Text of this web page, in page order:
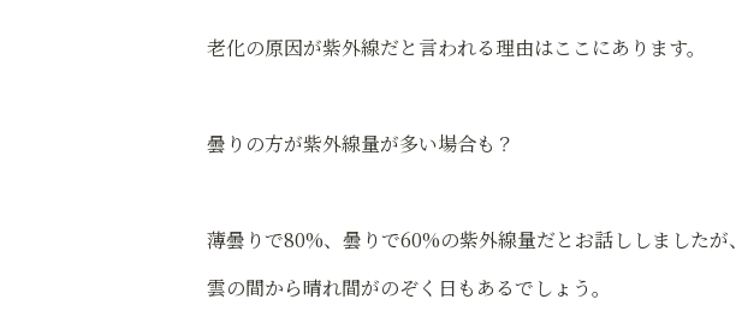
老化の原因が紫外線だと言われる理由はここにあります。
曇りの方が紫外線量が多い場合も？
薄曇りで80%、曇りで60%の紫外線量だとお話ししましたが、
雲の間から晴れ間がのぞく日もあるでしょう。